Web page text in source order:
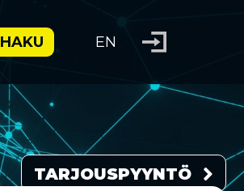
HAKU EN
TARJOUSPYYNTÖ